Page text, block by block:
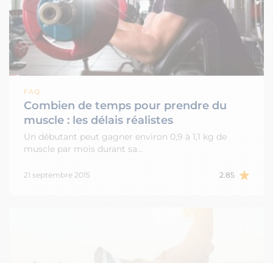
FAQ
Combien de temps pour prendre du
muscle : les délais réalistes
Un débutant peut gagner environ 0,9 à 1,1 kg de
muscle par mois durant sa…
21 septembre 2015 2.85